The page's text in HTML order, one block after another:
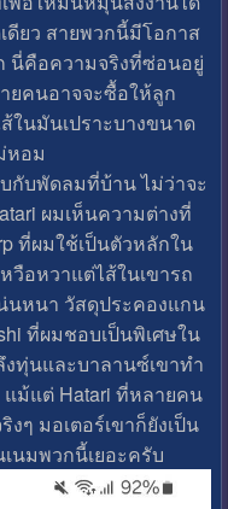
ดียว สายพวกนี้มีโอกาส
นี่คือความจริงที่ซ่อนอยู่
ยคนอาจจะซื้อให้ลูก
ในมันเปราะบางขนาด
หอม
กับพัดลมที่บ้าน ไม่ว่าจะ
ผมเห็นความต่างที่
ที่ผมใช้เป็นตัวหลักใน
วือหวาแต่ไส้ในเขารถ
นหนา วัสดุประคองแกน
ที่ผมชอบเป็นพิเศษใน
งทุ่นและบาลานซ์เขาทำ
แม้แต่ Hatari ที่หลายคน
ๆ มอเตอร์เขาก็ยังเป็น
นมพวกนี้เยอะครับ